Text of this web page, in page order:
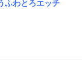
ふわとろエッチ